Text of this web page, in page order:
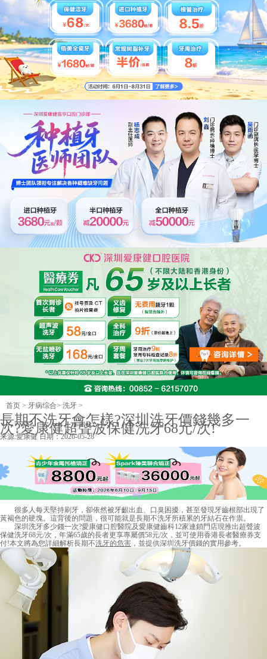
首页 > 牙病综合> 洗牙 >
長期不洗牙會怎樣?深圳洗牙價錢幾多一
次?愛康健超聲波保健洗牙68元/次!
来源:愛康健日期：2026-05-28
很多人每天堅持刷牙，卻依然被牙齦出血、口臭困擾，甚至發現牙齒根部出現了
黃褐色的硬塊。這背後的問題，很可能就是長期不洗牙所積累的牙結石在作祟。
深圳洗牙多少錢一次?愛康健口腔醫院及愛康健齒科12家連鎖門店現推出超聲波
保健洗牙68元/次，年滿65歲的長者更享專屬價58元/次，並可使用香港長者醫療券支
付!本文將為您詳細解析長期不洗牙的危害 ，並提供深圳洗牙價錢的實用參考。